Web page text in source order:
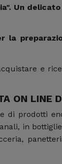
Un
la
e
ON LINE
di prodotti
in